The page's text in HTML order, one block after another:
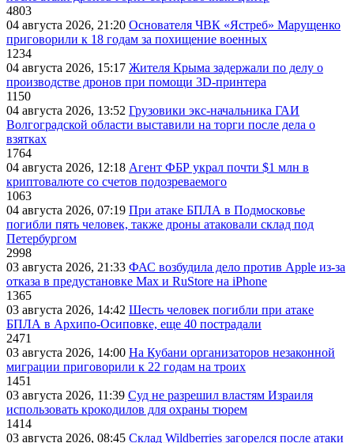
4803
04 августа 2026, 21:20 Основателя ЧВК «Ястреб» Марущенко
приговорили к 18 годам за похищение военных
1234
04 августа 2026, 15:17 Жителя Крыма задержали по делу о
производстве дронов при помощи 3D‑принтера
1150
04 августа 2026, 13:52 Грузовики экс-начальника ГАИ
Волгоградской области выставили на торги после дела о
взятках
1764
04 августа 2026, 12:18 Агент ФБР украл почти $1 млн в
криптовалюте со счетов подозреваемого
1063
04 августа 2026, 07:19 При атаке БПЛА в Подмосковье
погибли пять человек, также дроны атаковали склад под
Петербургом
2998
03 августа 2026, 21:33 ФАС возбудила дело против Apple из-за
отказа в предустановке Max и RuStore на iPhone
1365
03 августа 2026, 14:42 Шесть человек погибли при атаке
БПЛА в Архипо-Осиповке, еще 40 пострадали
2471
03 августа 2026, 14:00 На Кубани организаторов незаконной
миграции приговорили к 22 годам на троих
1451
03 августа 2026, 11:39 Суд не разрешил властям Израиля
использовать крокодилов для охраны тюрем
1414
03 августа 2026, 08:45 Склад Wildberries загорелся после атаки